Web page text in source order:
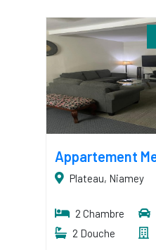
Plateau, Niamey
2 Chambre
2 Douche